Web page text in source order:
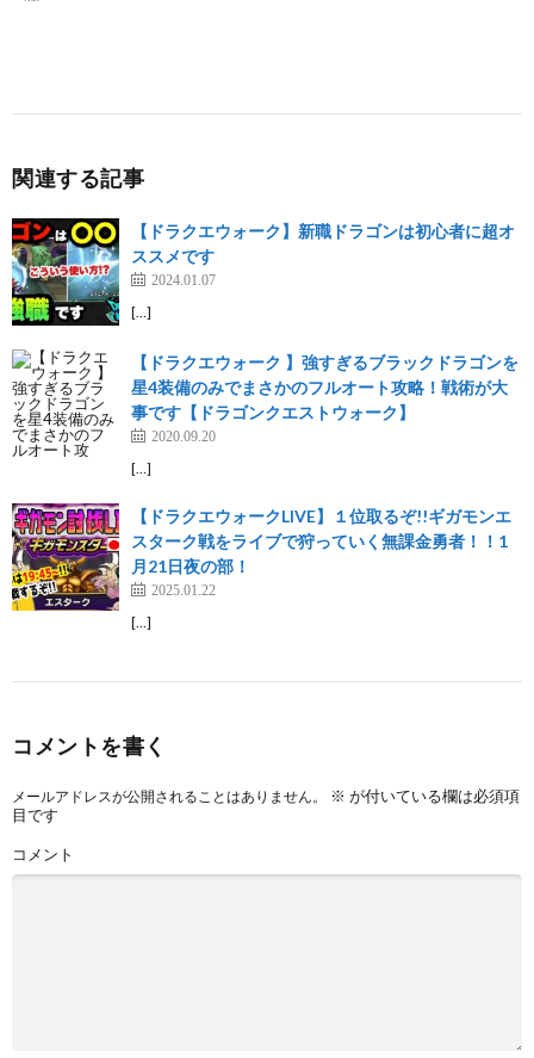
関連する記事
【ドラクエウォーク】新職ドラゴンは初心者に超オ
ススメです
2024.01.07
[…]
【ドラクエウォーク 】強すぎるブラックドラゴンを
星4装備のみでまさかのフルオート攻略！戦術が大
事です【ドラゴンクエストウォーク】
2020.09.20
[…]
【ドラクエウォークLIVE】１位取るぞ!!ギガモンエ
スターク戦をライブで狩っていく無課金勇者！！1
月21日夜の部！
2025.01.22
[…]
コメントを書く
メールアドレスが公開されることはありません。 ※ が付いている欄は必須項
目です
コメント